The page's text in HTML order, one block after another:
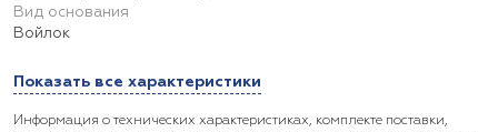
Вид основания
Войлок
Показать все характеристики
Информация о технических характеристиках, комплекте поставки,